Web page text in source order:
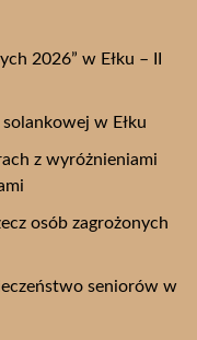
2026” w Ełku – II
w Ełku
z wyróżnieniami
osób zagrożonych
seniorów w